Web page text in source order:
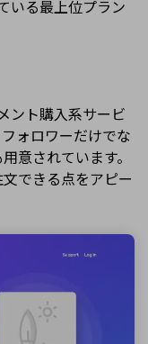
いる最上位プラン
ント購入系サービ
ォロワーだけでな
意されています。
できる点をアピー